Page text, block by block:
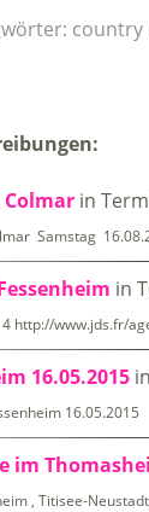
country
Colmar in
Samstag
in
http://www.jds.fr/
16.05.2015
16.05.2015
im
, Titisee-